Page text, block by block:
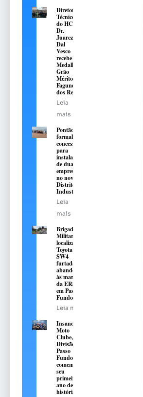
Diretor
Técnico
do HC,
Dr.
Juarez
Dal
Vesco
recebe a
Medalha
Grão
Mérito
Fagundes
dos Reis
Leia
mais
Pontão
formaliza
concessões
para
instalação
de duas
empresas
no novo
Distrito
Industrial
Leia
mais
Brigada
Militar
localiza
Toyota Hilux
SW4
furtada e
abandonada
às margens
da ERS-324,
em Passo
Fundo
Leia mais
Insanos
Moto
Clube,
Divisão
Passo
Fundo,
comemora
seu
primeiro
ano de
história